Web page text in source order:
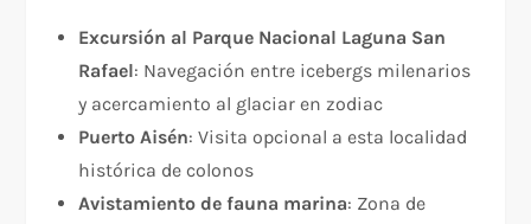
Excursión al Parque Nacional Laguna San
Rafael: Navegación entre icebergs milenarios
y acercamiento al glaciar en zodiac
Puerto Aisén: Visita opcional a esta localidad
histórica de colonos
Avistamiento de fauna marina: Zona de